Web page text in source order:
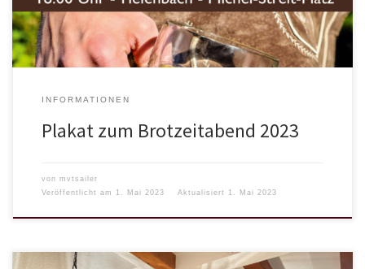
INFORMATIONEN
Plakat zum Brotzeitabend 2023
von mvtsailer
Veröffentlicht am
1. Mai 2023 Aktualisiert 1. Mai 2023